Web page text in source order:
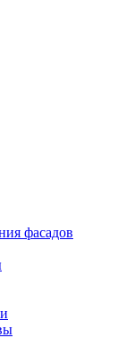
фасадов